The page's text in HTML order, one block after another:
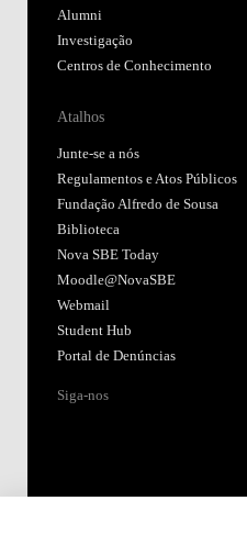
Alumni
Investigação
Centros de Conhecimento
Atalhos
Junte-se a nós
Regulamentos e Atos Públicos
Fundação Alfredo de Sousa
Biblioteca
Nova SBE Today
Moodle@NovaSBE
Webmail
Student Hub
Portal de Denúncias
Siga-nos